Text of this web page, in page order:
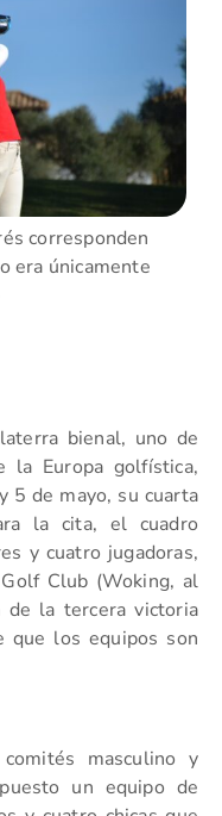
corresponden
era únicamente
bienal, uno de
la Europa golfística,
5 de mayo, su cuarta
la cita, el cuadro
y cuatro jugadoras,
Club (Woking, al
de la tercera victoria
que los equipos son
masculino y
un equipo de